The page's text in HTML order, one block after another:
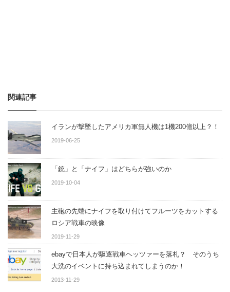
関連記事
イランが撃墜したアメリカ軍無人機は1機200億以上？！
2019-06-25
「 銃」と「ナイフ」はどちらが強いのか
2019-10-04
主砲の先端にナイフを取り付けてフルーツをカットする
ロシア戦車の映像
2019-11-29
ebayで日本人が駆逐戦車ヘッツァーを落札？ そのうち
大洗のイベントに持ち込まれてしまうのか！
2013-11-29